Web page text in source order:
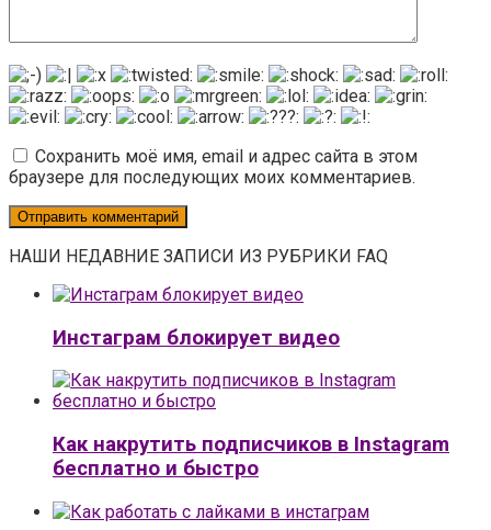
Сохранить моё имя, email и адрес сайта в этом
браузере для последующих моих комментариев.
НАШИ НЕДАВНИЕ ЗАПИСИ ИЗ РУБРИКИ FAQ
Инстаграм блокирует видео
Как накрутить подписчиков в Instagram
бесплатно и быстро